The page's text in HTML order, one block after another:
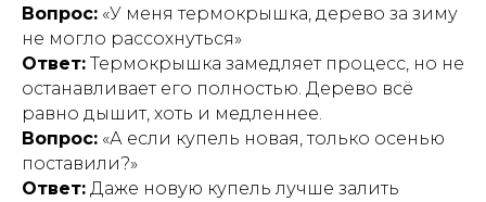
Вопрос: «У меня термокрышка, дерево за зиму
не могло рассохнуться»
Ответ: Термокрышка замедляет процесс, но не
останавливает его полностью. Дерево всё
равно дышит, хоть и медленнее.
Вопрос: «А если купель новая, только осенью
поставили?»
Ответ: Даже новую купель лучше залить